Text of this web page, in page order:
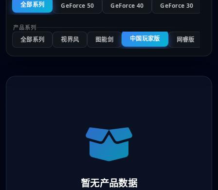
全部系列 GeForce 50 GeForce 40 GeForce 30
产品系列
全部系列 视界风 图能剑 中国玩家版 网睿版
暂无产品数据